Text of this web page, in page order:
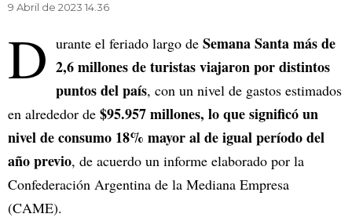
9 Abril de 2023 14.36
D urante el feriado largo de Semana Santa más de
2,6 millones de turistas viajaron por distintos
puntos del país, con un nivel de gastos estimados
en alrededor de $95.957 millones, lo que significó un
nivel de consumo 18% mayor al de igual período del
año previo, de acuerdo un informe elaborado por la
Confederación Argentina de la Mediana Empresa
(CAME).